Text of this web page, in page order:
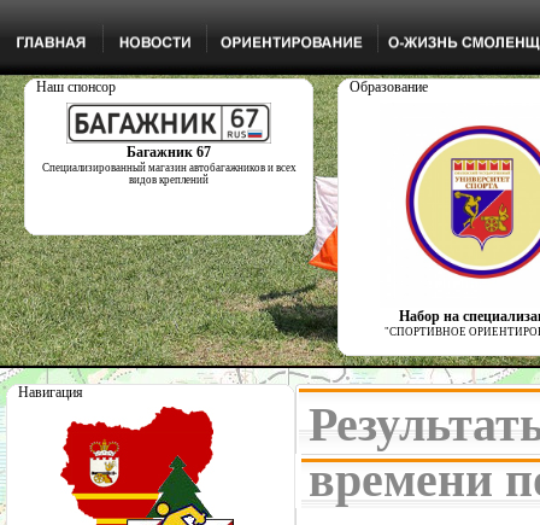
Наш спонсор
Багажник 67
Специализированный магазин автобагажников и всех
видов креплений
Образование
Набор на
"СПОРТИВНОЕ
Навигация
времени